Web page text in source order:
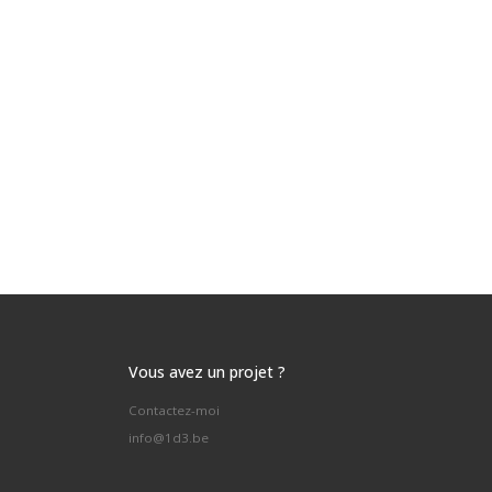
Vous avez un projet ?
Contactez-moi
info@1d3.be